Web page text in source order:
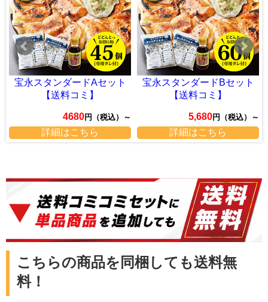
宝永スタンダードBセット
【送料コミ】
5,680 円（税込）～
詳細はこちら
宝永チーズAセット【送料
ミ】
3,900 円（税込）
詳細はこちら
こちらの商品を同梱しても送料無
料！